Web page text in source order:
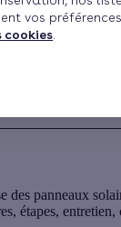
vos
cookies
panneaux
étapes,